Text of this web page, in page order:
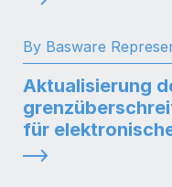
By Basware
Aktualisierung
für